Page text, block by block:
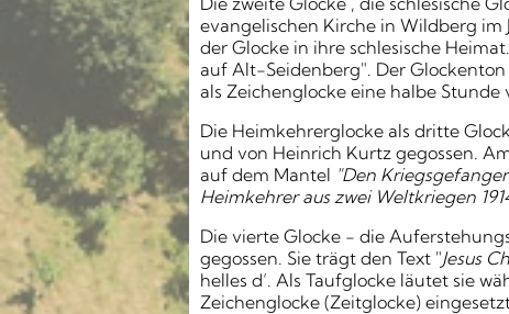
evangelischen Kirche in Wildberg im
der Glocke in ihre schlesische
auf Alt-Seidenberg". Der
als Zeichenglocke eine halbe Stunde
Die Heimkehrerglocke als dritte
und von Heinrich Kurtz gegossen.
auf dem Mantel "Den
Heimkehrer aus zwei Weltkriegen
Die vierte Glocke - die
gegossen. Sie trägt den Text "Jesus
helles d’. Als Taufglocke läutet sie
Zeichenglocke (Zeitglocke)